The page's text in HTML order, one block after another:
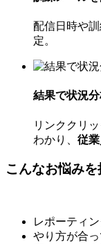
配信日時や
定。
結果で状況
リンククリ
わかり、 従
こんなお悩み
レポーティン
やり方が合